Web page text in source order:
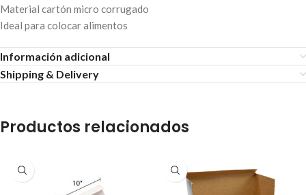
Material cartón micro corrugado
Ideal para colocar alimentos
Información adicional
Shipping & Delivery
Productos relacionados